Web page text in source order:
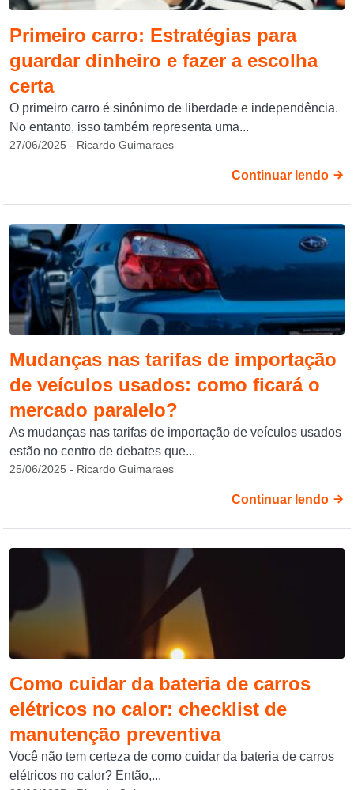
Primeiro carro: Estratégias para
guardar dinheiro e fazer a escolha
certa
O primeiro carro é sinônimo de liberdade e independência.
No entanto, isso também representa uma...
27/06/2025 - Ricardo Guimaraes
Continuar lendo
Mudanças nas tarifas de importação
de veículos usados: como ficará o
mercado paralelo?
As mudanças nas tarifas de importação de veículos usados
estão no centro de debates que...
25/06/2025 - Ricardo Guimaraes
Continuar lendo
Como cuidar da bateria de carros
elétricos no calor: checklist de
manutenção preventiva
Você não tem certeza de como cuidar da bateria de carros
elétricos no calor? Então,...